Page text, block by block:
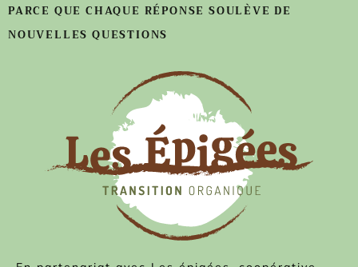
PARCE QUE CHAQUE RÉPONSE SOULÈVE DE
NOUVELLES QUESTIONS